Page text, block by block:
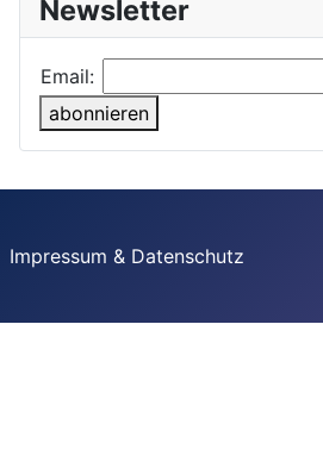
Newsletter
Email:
abonnieren
Impressum & Datenschutz